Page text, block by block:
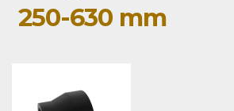
250-630 mm